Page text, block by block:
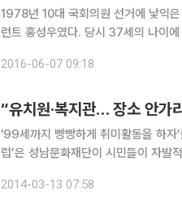
1978년 10대 국회의원 선거에 낯익은 얼굴이 당
런트 홍성우였다. 당시 37세의 나이에 연예
신영균, 탤런트 코미디언 이주일, 가
2016-06-07 09:18
“유치원·복지관… 장소 안가
'99세까지 빵빵하게 취미활동을 하자’를
럽’은 성남문화재단이 시민들이 자발
로 걸고 지난해 8월 결성돼 현재 10명
2014-03-13 07:58